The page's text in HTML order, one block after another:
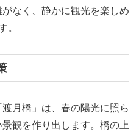
なく、静かに観光を楽しめ
。
月橋」は、春の陽光に照ら
観を作り出します。橋の上